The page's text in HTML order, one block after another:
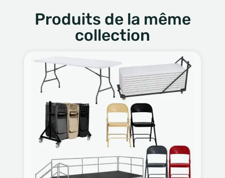
Produits de la même
collection